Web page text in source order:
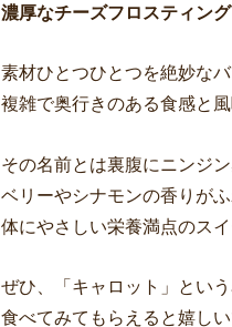
濃厚なチーズフロスティング
素材ひとつひとつを絶妙な
複雑で奥行きのある食感と
その名前とは裏腹にニンジ
ベリーやシナモンの香りが
体にやさしい栄養満点のスイ
ぜひ、「キャロット」とい
食べてみてもらえると嬉し